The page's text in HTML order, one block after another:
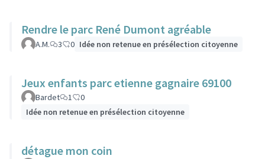
Rendre le parc René Dumont agréable
A.M. 3 0 Idée non retenue en présélection citoyenne
Jeux enfants parc etienne gagnaire 69100
Bardet 1
0
Idée non retenue en présélection citoyenne
détague mon coin